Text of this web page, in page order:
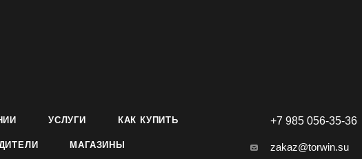
УСЛУГИ КАК КУПИТЬ
МАГАЗИНЫ
+7 985 056-35-36
zakaz@torwin.su